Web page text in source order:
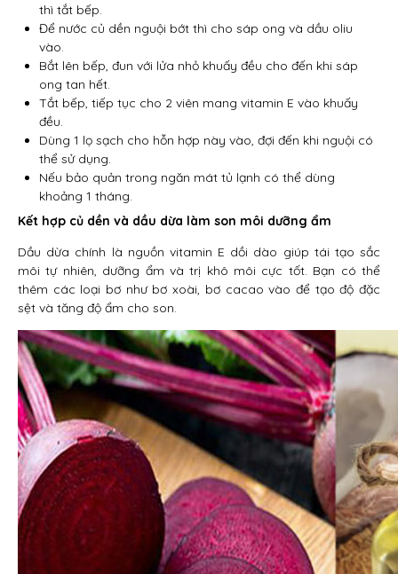
thì tắt bếp.
Để nước củ dền nguội bớt thì cho sáp ong và dầu oliu
vào.
Bắt lên bếp, đun với lửa nhỏ khuấy đều cho đến khi sáp
ong tan hết.
Tắt bếp, tiếp tục cho 2 viên mang vitamin E vào khuấy
đều.
Dùng 1 lọ sạch cho hỗn hợp này vào, đợi đến khi nguội có
thể sử dụng.
Nếu bảo quản trong ngăn mát tủ lạnh có thể dùng
khoảng 1 tháng.
Kết hợp củ dền và dầu dừa làm son môi dưỡng ẩm
Dầu dừa chính là nguồn vitamin E dồi dào giúp tái tạo sắc
môi tự nhiên, dưỡng ẩm và trị khô môi cực tốt. Bạn có thể
thêm các loại bơ như bơ xoài, bơ cacao vào để tạo độ đặc
sệt và tăng độ ẩm cho son.